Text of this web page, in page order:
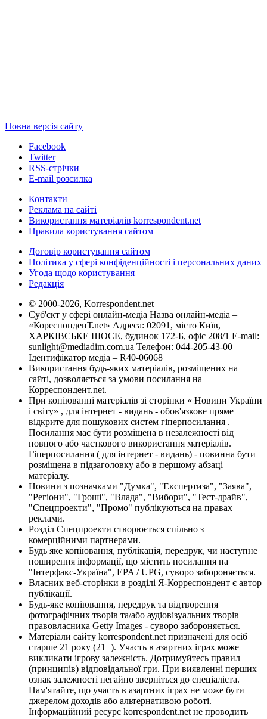
Повна версія сайту
Facebook
Twitter
RSS-стрічки
E-mail розсилка
Контакти
Реклама на сайті
Використання матеріалів korrespondent.net
Правила користування сайтом
Договір користування сайтом
Політика у сфері конфіденційності і персональних даних
Угода щодо користування
Редакція
© 2000-2026, Korrespondent.net
Суб'єкт у сфері онлайн-медіа Назва онлайн-медіа –
«КореспонденТ.net» Адреса: 02091, місто Київ,
ХАРКІВСЬКЕ ШОСЕ, будинок 172-Б, офіс 208/1 E-mail:
sunlight@mediadim.com.ua Телефон: 044-205-43-00
Ідентифікатор медіа – R40-06068
Використання будь-яких матеріалів, розміщених на
сайті, дозволяється за умови посилання на
Корреспондент.net.
При копіюванні матеріалів зі сторінки « Новини України
і світу» , для інтернет - видань - обов'язкове пряме
відкрите для пошукових систем гіперпосилання .
Посилання має бути розміщена в незалежності від
повного або часткового використання матеріалів.
Гіперпосилання ( для інтернет - видань) - повинна бути
розміщена в підзаголовку або в першому абзаці
матеріалу.
Новини з позначками "Думка", "Експертиза", "Заява",
"Регіони", "Гроші", "Влада", "Вибори", "Тест-драйв",
"Спецпроекти", "Промо" публікуються на правах
реклами.
Розділ Спецпроекти створюється спільно з
комерційними партнерами.
Будь яке копіювання, публікація, передрук, чи наступне
поширення інформації, що містить посилання на
"Інтерфакс-Україна", EPA / UPG, суворо забороняється.
Власник веб-сторінки в розділі Я-Корреспондент є автор
публікації.
Будь-яке копіювання, передрук та відтворення
фотографічних творів та/або аудіовізуальних творів
правовласника Getty Images - суворо забороняється.
Матеріали сайту korrespondent.net призначені для осіб
старше 21 року (21+). Участь в азартних іграх може
викликати ігрову залежність. Дотримуйтесь правил
(принципів) відповідальної гри. При виявленні перших
ознак залежності негайно зверніться до спеціаліста.
Пам'ятайте, що участь в азартних іграх не може бути
джерелом доходів або альтернативою роботі.
Інформаційний ресурс korrespondent.net не проводить